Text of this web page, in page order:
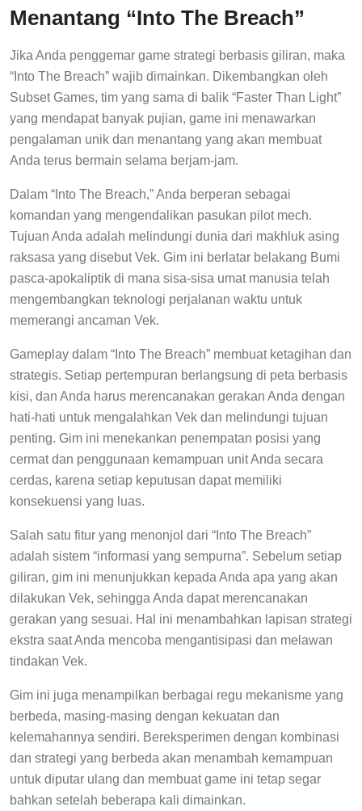
Menantang “Into The Breach”
Jika Anda penggemar game strategi berbasis giliran, maka
“Into The Breach” wajib dimainkan. Dikembangkan oleh
Subset Games, tim yang sama di balik “Faster Than Light”
yang mendapat banyak pujian, game ini menawarkan
pengalaman unik dan menantang yang akan membuat
Anda terus bermain selama berjam-jam.
Dalam “Into The Breach,” Anda berperan sebagai
komandan yang mengendalikan pasukan pilot mech.
Tujuan Anda adalah melindungi dunia dari makhluk asing
raksasa yang disebut Vek. Gim ini berlatar belakang Bumi
pasca-apokaliptik di mana sisa-sisa umat manusia telah
mengembangkan teknologi perjalanan waktu untuk
memerangi ancaman Vek.
Gameplay dalam “Into The Breach” membuat ketagihan dan
strategis. Setiap pertempuran berlangsung di peta berbasis
kisi, dan Anda harus merencanakan gerakan Anda dengan
hati-hati untuk mengalahkan Vek dan melindungi tujuan
penting. Gim ini menekankan penempatan posisi yang
cermat dan penggunaan kemampuan unit Anda secara
cerdas, karena setiap keputusan dapat memiliki
konsekuensi yang luas.
Salah satu fitur yang menonjol dari “Into The Breach”
adalah sistem “informasi yang sempurna”. Sebelum setiap
giliran, gim ini menunjukkan kepada Anda apa yang akan
dilakukan Vek, sehingga Anda dapat merencanakan
gerakan yang sesuai. Hal ini menambahkan lapisan strategi
ekstra saat Anda mencoba mengantisipasi dan melawan
tindakan Vek.
Gim ini juga menampilkan berbagai regu mekanisme yang
berbeda, masing-masing dengan kekuatan dan
kelemahannya sendiri. Bereksperimen dengan kombinasi
dan strategi yang berbeda akan menambah kemampuan
untuk diputar ulang dan membuat game ini tetap segar
bahkan setelah beberapa kali dimainkan.